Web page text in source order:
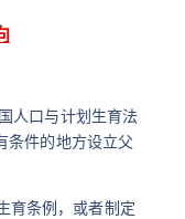
人口与计划生育法
条件的地方设立父
育条例，或者制定